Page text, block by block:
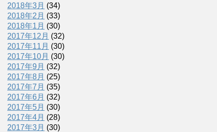
2018年3月 (34)
2018年2月 (33)
2018年1月 (30)
2017年12月 (32)
2017年11月 (30)
2017年10月 (30)
2017年9月 (32)
2017年8月 (25)
2017年7月 (35)
2017年6月 (32)
2017年5月 (30)
2017年4月 (28)
2017年3月 (30)